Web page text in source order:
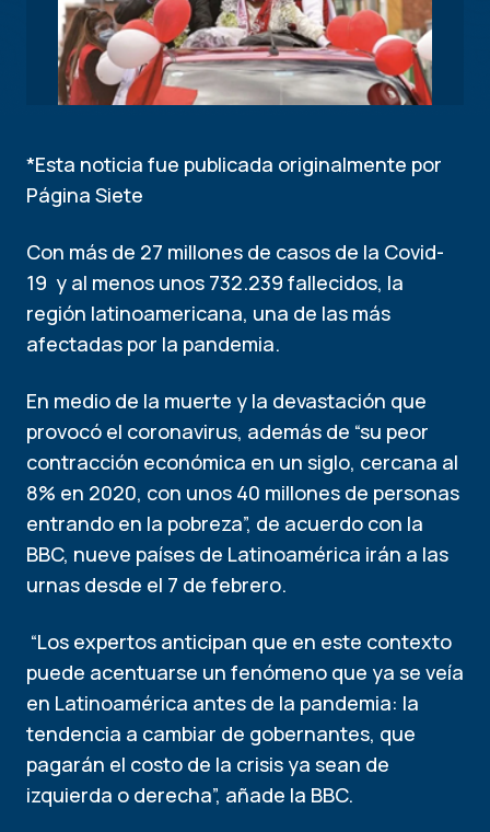
*Esta noticia fue publicada originalmente por
Página Siete
Con más de 27 millones de casos de la Covid-
19 y al menos unos 732.239 fallecidos, la
región latinoamericana, una de las más
afectadas por la pandemia.
En medio de la muerte y la devastación que
provocó el coronavirus, además de “su peor
contracción económica en un siglo, cercana al
8% en 2020, con unos 40 millones de personas
entrando en la pobreza”, de acuerdo con la
BBC, nueve países de Latinoamérica irán a las
urnas desde el 7 de febrero.
“Los expertos anticipan que en este contexto
puede acentuarse un fenómeno que ya se veía
en Latinoamérica antes de la pandemia: la
tendencia a cambiar de gobernantes, que
pagarán el costo de la crisis ya sean de
izquierda o derecha”, añade la BBC.